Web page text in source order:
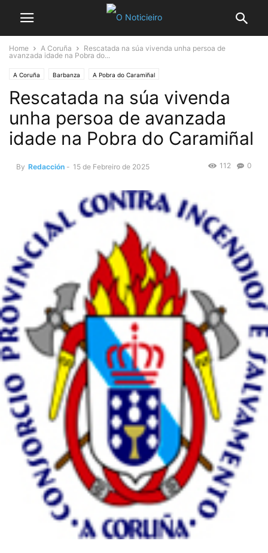
Home A Coruña
Rescatada na súa vivenda unha persoa de
avanzada idade na Pobra do...
A Coruña Barbanza A Pobra do Caramiñal
Rescatada na súa vivenda
unha persoa de avanzada
idade na Pobra do Caramiñal
By Redacción - 15 de Febreiro de 2025 0
112